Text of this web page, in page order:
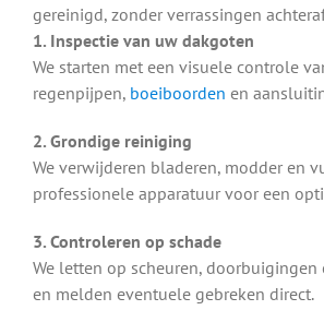
gereinigd, zonder verrassingen
1. Inspectie van uw dakgoten
We starten met een visuele controle
regenpijpen, boeiboorden en
2. Grondige reiniging
We verwijderen bladeren, modder en
professionele apparatuur voor een
3. Controleren op schade
We letten op scheuren, doorbuigingen
en melden eventuele gebreken direct.